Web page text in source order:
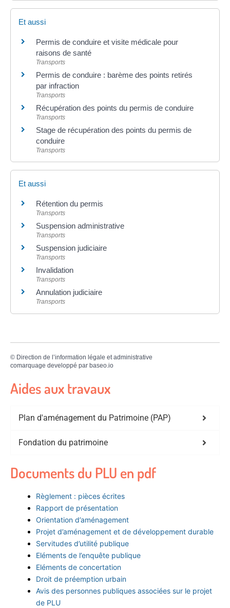
Et aussi
Permis de conduire et visite médicale pour
raisons de santé
Transports
Permis de conduire : barème des points retirés
par infraction
Transports
Récupération des points du permis de conduire
Transports
Stage de récupération des points du permis de
conduire
Transports
Et aussi
Rétention du permis
Transports
Suspension administrative
Transports
Suspension judiciaire
Transports
Invalidation
Transports
Annulation judiciaire
Transports
© Direction de l’information légale et administrative
comarquage developpé par baseo.io
Aides aux travaux
Plan d'aménagement du Patrimoine (PAP)
Fondation du patrimoine
Documents du PLU en pdf
Règlement : pièces écrites
Rapport de présentation
Orientation d’aménagement
Projet d’aménagement et de développement durable
Servitudes d’utilité publique
Eléments de l’enquête publique
Eléments de concertation
Droit de préemption urbain
Avis des personnes publiques associées sur le projet
de PLU